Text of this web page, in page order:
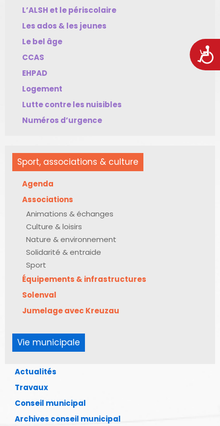
L’ALSH et le périscolaire
Les ados & les jeunes
Le bel âge
CCAS
EHPAD
Logement
Lutte contre les nuisibles
Numéros d’urgence
Sport, associations & culture
Agenda
Associations
Animations & échanges
Culture & loisirs
Nature & environnement
Solidarité & entraide
Sport
Équipements & infrastructures
Solenval
Jumelage avec Kreuzau
Vie municipale
Actualités
Travaux
Conseil municipal
Archives conseil municipal